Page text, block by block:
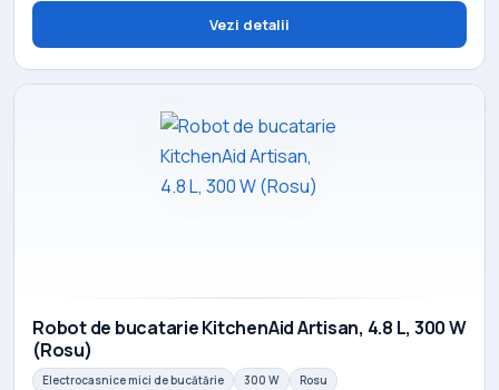
Vezi detalii
Robot de bucatarie KitchenAid Artisan, 4.8 L, 300 W
(Rosu)
Electrocasnice mici de bucătărie 300 W Rosu